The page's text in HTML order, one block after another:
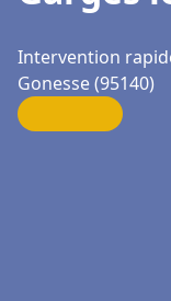
Intervention
Gonesse (95140)